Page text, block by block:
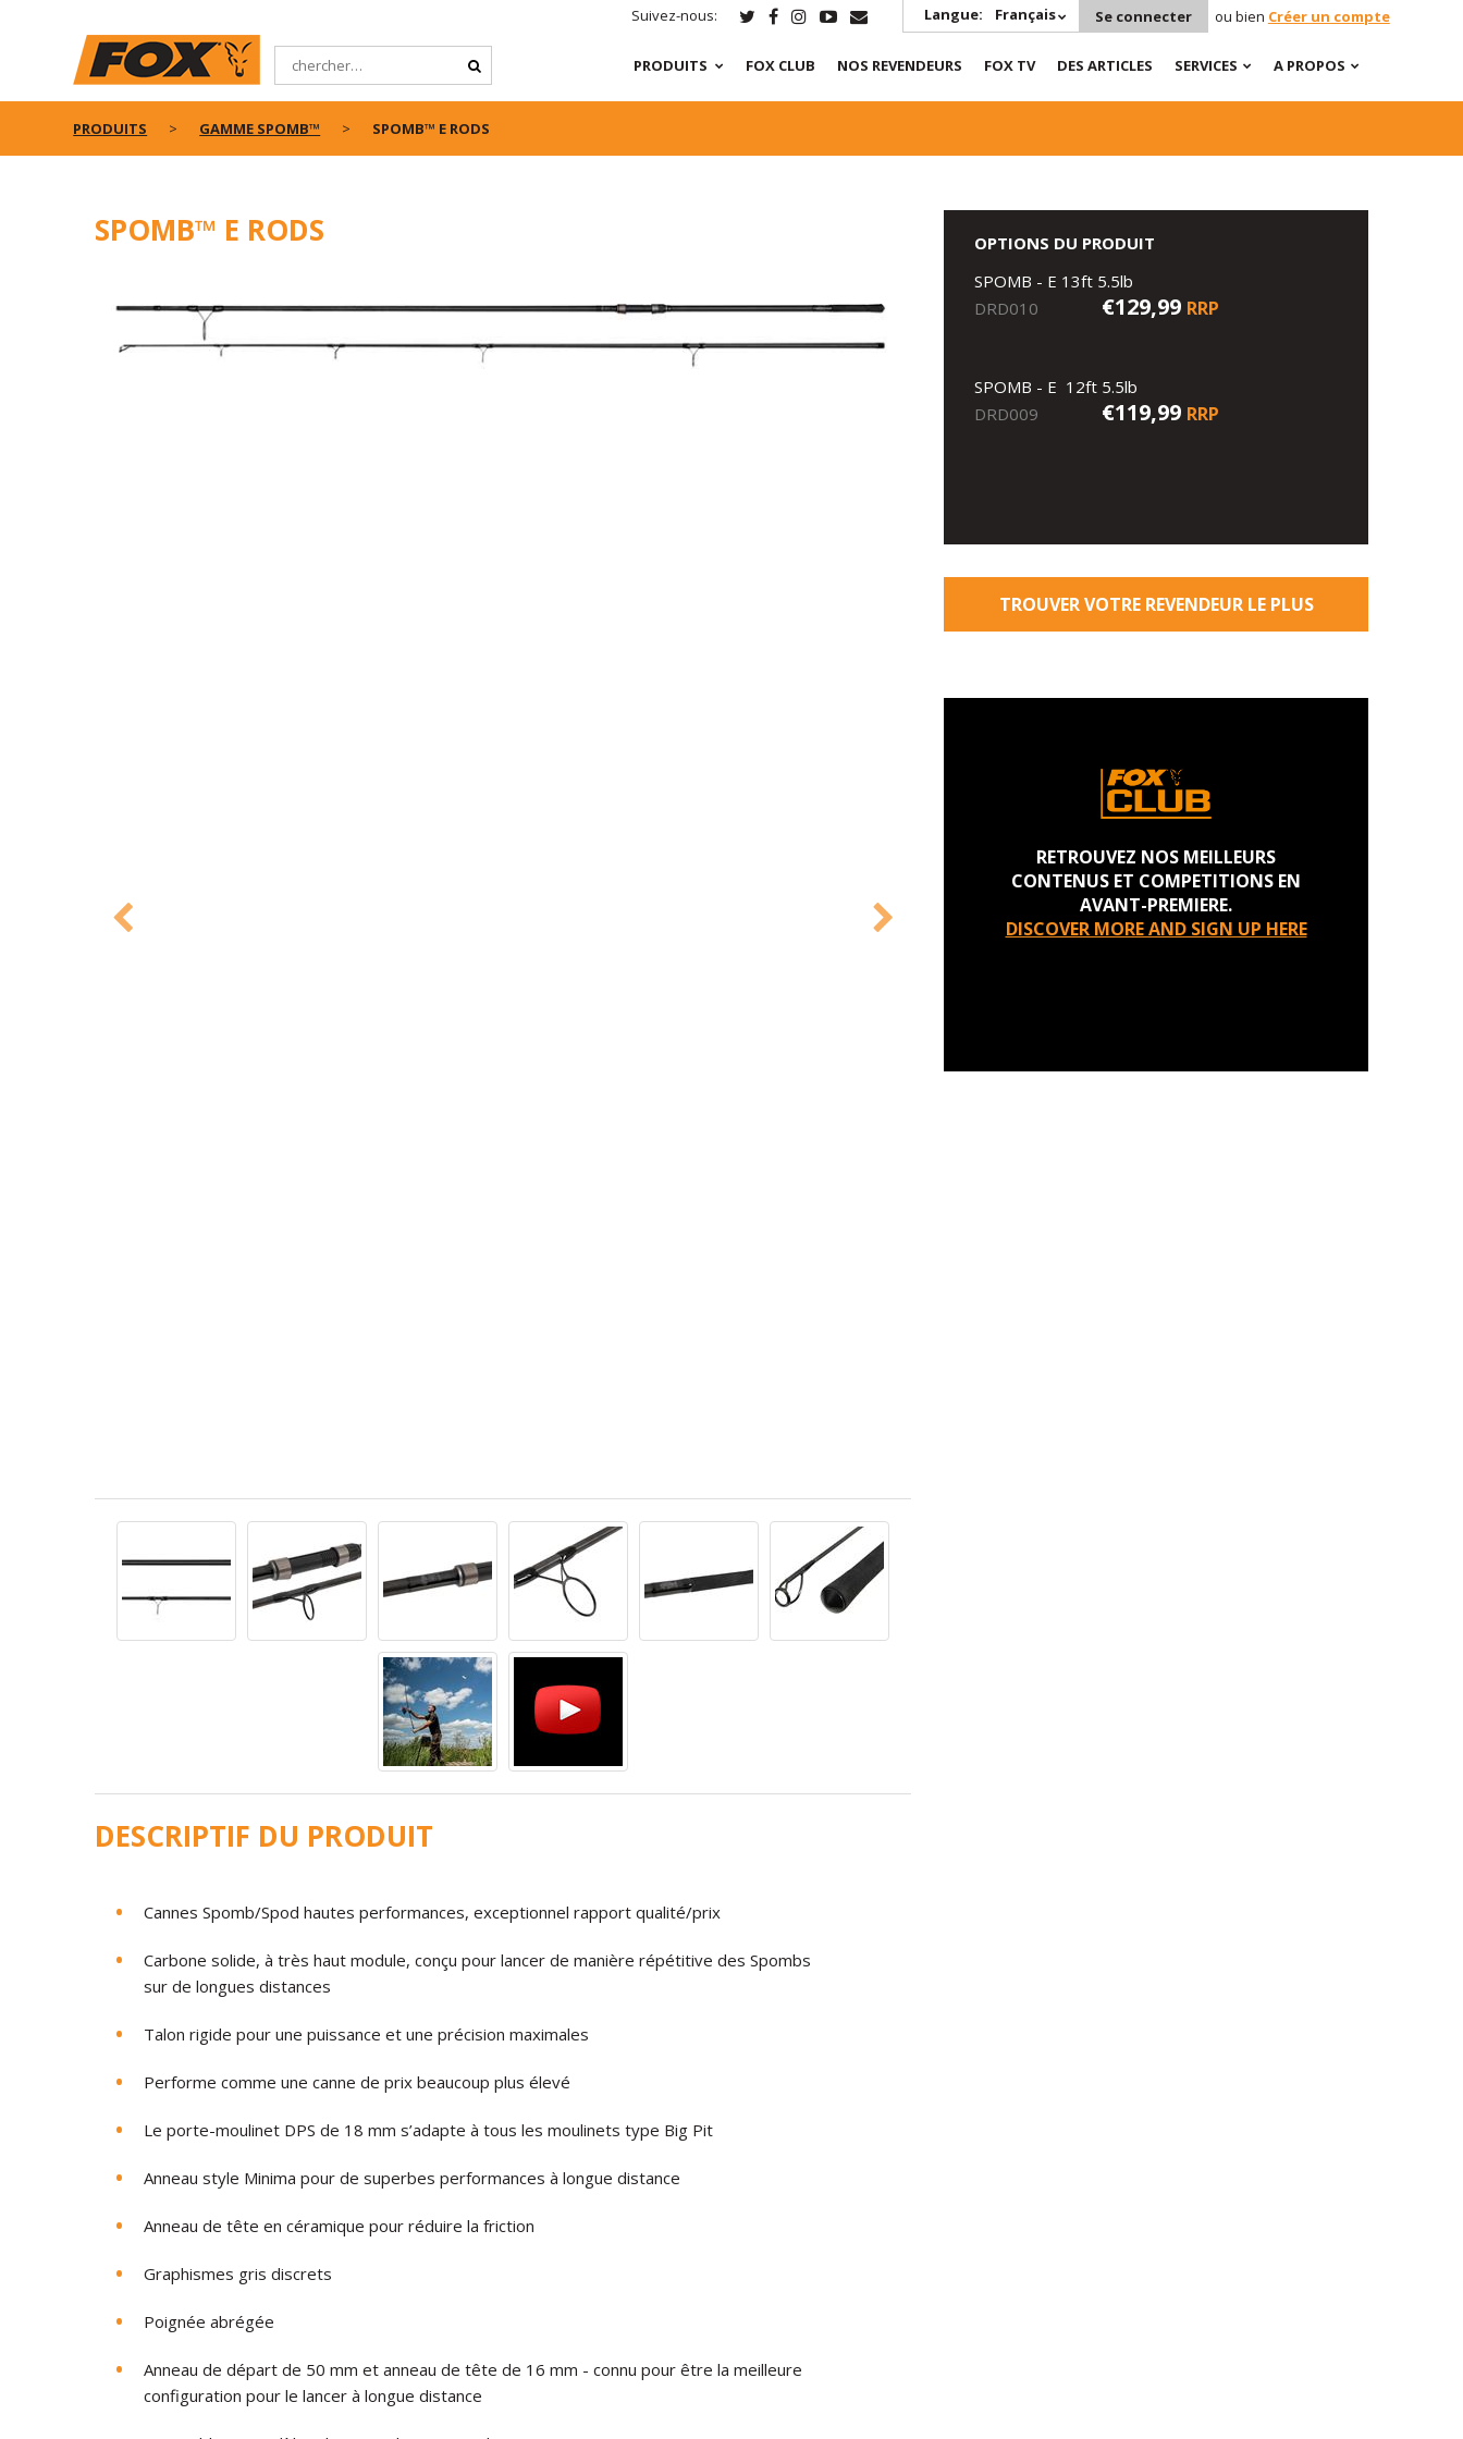
Suivez-nous: Langue: Français Se connecter ou bien Créer un compte
PRODUITS FOX CLUB NOS REVENDEURS FOX TV DES ARTICLES SERVICES A PROPOS
PRODUITS GAMME SPOMB™ SPOMB™ E RODS
SPOMB™ E RODS
DESCRIPTIF DU PRODUIT
Cannes Spomb/Spod hautes performances, exceptionnel rapport qualité/prix
Carbone solide, à très haut module, conçu pour lancer de manière répétitive des Spombs
sur de longues distances
Talon rigide pour une puissance et une précision maximales
Performe comme une canne de prix beaucoup plus élevé
Le porte-moulinet DPS de 18 mm s’adapte à tous les moulinets type Big Pit
Anneau style Minima pour de superbes performances à longue distance
Anneau de tête en céramique pour réduire la friction
Graphismes gris discrets
Poignée abrégée
Anneau de départ de 50 mm et anneau de tête de 16 mm - connu pour être la meilleure
configuration pour le lancer à longue distance
OPTIONS DU PRODUIT
SPOMB - E 13ft 5.5lb
DRD010
€129,99 RRP
SPOMB - E 12ft 5.5lb
DRD009
€119,99 RRP
TROUVER VOTRE REVENDEUR LE PLUS
RETROUVEZ NOS MEILLEURS
CONTENUS ET COMPETITIONS EN
AVANT-PREMIERE.
DISCOVER MORE AND SIGN UP HERE